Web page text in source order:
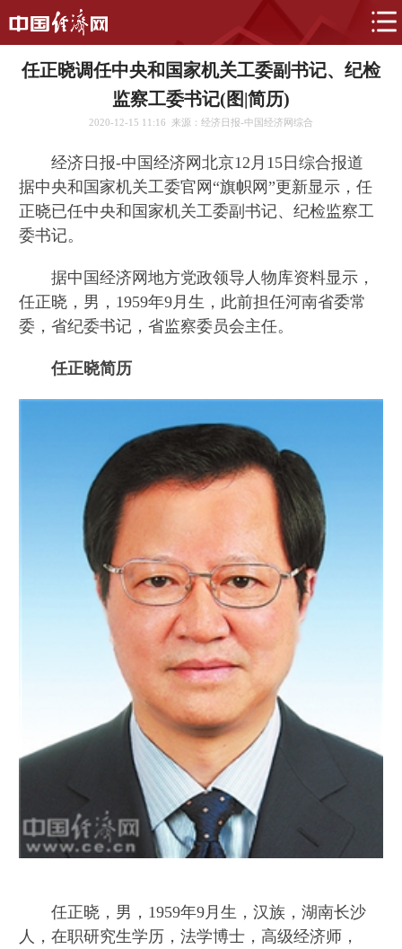
任正晓调任中央和国家机关工委副书记、纪检
监察工委书记(图|简历)
2020-12-15 11:16 来源：经济日报-中国经济网综合
经济日报-中国经济网北京12月15日综合报道
据中央和国家机关工委官网“旗帜网”更新显示，任
正晓已任中央和国家机关工委副书记、纪检监察工
委书记。
据中国经济网地方党政领导人物库资料显示，
任正晓，男，1959年9月生，此前担任河南省委常
委，省纪委书记，省监察委员会主任。
任正晓简历
任正晓，男，1959年9月生，汉族，湖南长沙
人，在职研究生学历，法学博士，高级经济师，